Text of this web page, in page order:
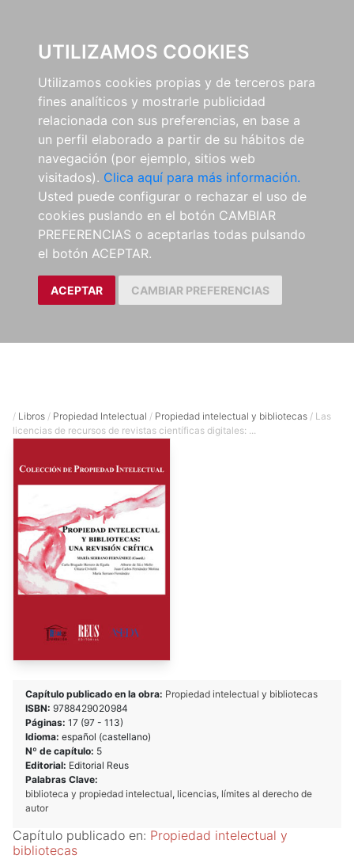
UTILIZAMOS COOKIES
Utilizamos cookies propias y de terceros para
fines analíticos y mostrarle publicidad
relacionada con sus preferencias, en base a
un perfil elaborado a partir de su hábitos de
navegación (por ejemplo, sitios web
visitados). Clica aquí para más información.
Usted puede configurar o rechazar el uso de
cookies puslando en el botón CAMBIAR
PREFERENCIAS o aceptarlas todas pulsando
el botón ACEPTAR.
ACEPTAR CAMBIAR PREFERENCIAS
/ Libros / Propiedad Intelectual / Propiedad intelectual y bibliotecas / Las
licencias de recursos de revistas científicas digitales: ...
Capítulo publicado en la obra: Propiedad intelectual y bibliotecas
ISBN: 9788429020984
Páginas: 17 (97 - 113)
Idioma: español (castellano)
Nº de capítulo: 5
Editorial: Editorial Reus
Palabras Clave:
biblioteca y propiedad intelectual, licencias, límites al derecho de
autor
Capítulo publicado en: Propiedad intelectual y
bibliotecas